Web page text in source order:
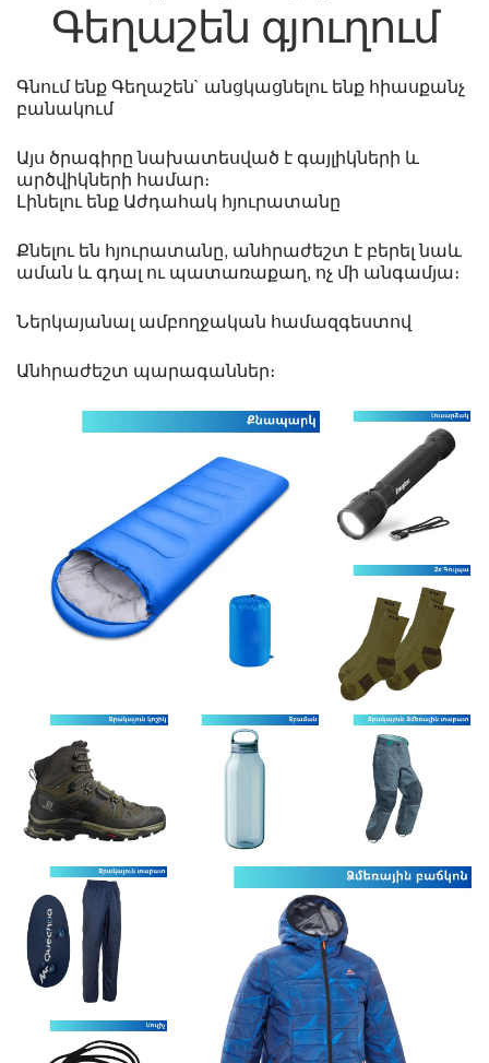
Գեղաշեն գյուղում
Գնում ենք Գեղաշեն` անցկացնելու ենք հիասքանչ
բանակում
Այս ծրագիրը նախատեսված է գայլիկների և
արծվիկների համար։
Լինելու ենք Աժդահակ հյուրատանը
Քնելու են հյուրատանը, անհրաժեշտ է բերել նաև
աման և գդալ ու պատառաքաղ, ոչ մի անգամյա։
Ներկայանալ ամբողջական համազգեստով
Անհրաժեշտ պարագաններ։